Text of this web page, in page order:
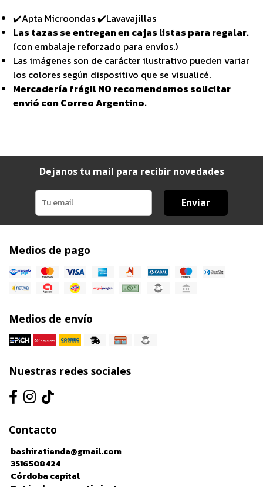
✔️Apta Microondas ✔️Lavavajillas
Las tazas se entregan en cajas listas para regalar.
(con embalaje reforzado para envíos.)
Las imágenes son de carácter ilustrativo pueden variar
los colores según dispositivo que se visualicé.
Mercadería frágil NO recomendamos solicitar
envió con Correo Argentino.
Dejanos tu mail para recibir novedades
Enviar
Medios de pago
Medios de envío
Nuestras redes sociales
Contacto
bashiratienda@gmail.com
3516508424
Córdoba capital